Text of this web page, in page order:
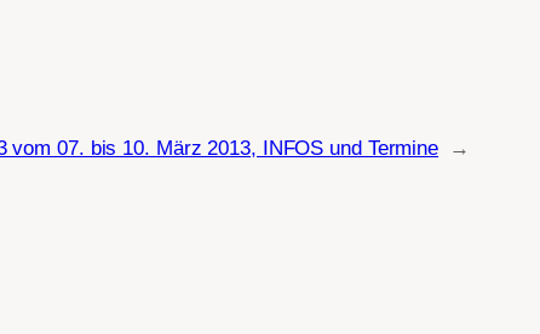
vom 07. bis 10. März 2013, INFOS und Termine →